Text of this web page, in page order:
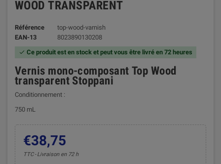
WOOD TRANSPARENT
Référence
top-wood-varnish
EAN-13
8023890130208
 Ce produit est en stock et peut vous être livré en 72 heures
Vernis mono-composant Top Wood
transparent Stoppani
Conditionnement :
750 mL
€38,75
TTC Livraison en 72 h